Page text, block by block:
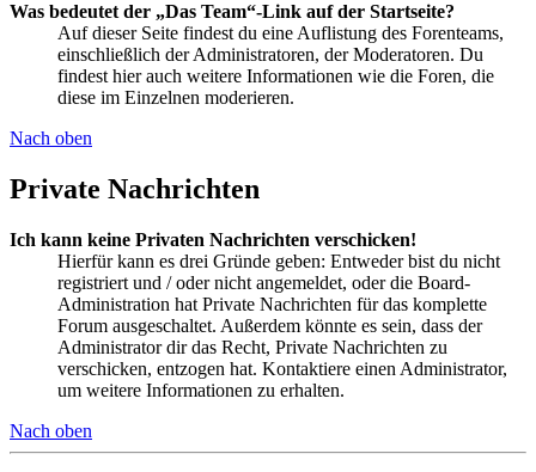
Was bedeutet der „Das Team“-Link auf der Startseite?
Auf dieser Seite findest du eine Auflistung des Forenteams,
einschließlich der Administratoren, der Moderatoren. Du
findest hier auch weitere Informationen wie die Foren, die
diese im Einzelnen moderieren.
Nach oben
Private Nachrichten
Ich kann keine Privaten Nachrichten verschicken!
Hierfür kann es drei Gründe geben: Entweder bist du nicht
registriert und / oder nicht angemeldet, oder die Board-
Administration hat Private Nachrichten für das komplette
Forum ausgeschaltet. Außerdem könnte es sein, dass der
Administrator dir das Recht, Private Nachrichten zu
verschicken, entzogen hat. Kontaktiere einen Administrator,
um weitere Informationen zu erhalten.
Nach oben